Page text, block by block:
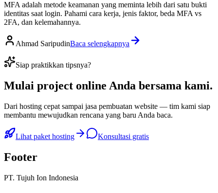
MFA adalah metode keamanan yang meminta lebih dari satu bukti
identitas saat login. Pahami cara kerja, jenis faktor, beda MFA vs
2FA, dan kelemahannya.
Ahmad SaripudinBaca selengkapnya
Siap praktikkan tipsnya?
Mulai project online Anda bersama kami.
Dari hosting cepat sampai jasa pembuatan website — tim kami siap
membantu mewujudkan rencana yang baru Anda baca.
Lihat paket hosting Konsultasi gratis
Footer
PT. Tujuh Ion Indonesia